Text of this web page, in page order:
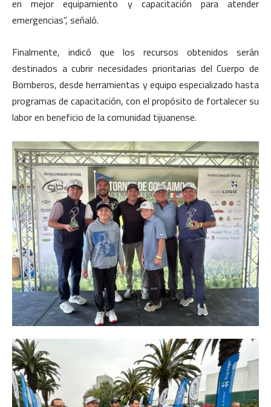
en mejor equipamiento y capacitación para atender
emergencias”, señaló.
Finalmente, indicó que los recursos obtenidos serán
destinados a cubrir necesidades prioritarias del Cuerpo de
Bomberos, desde herramientas y equipo especializado hasta
programas de capacitación, con el propósito de fortalecer su
labor en beneficio de la comunidad tijuanense.